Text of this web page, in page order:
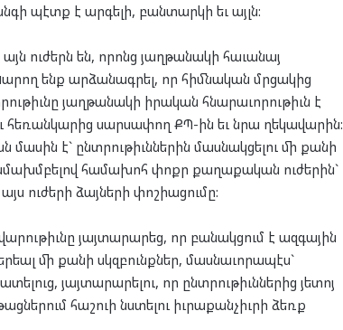
պէտք է արգելի, բանտարկի եւ այլն:
ուժերն են, որոնց յաղթանակի հաւանայ
ենք արձանագրել, որ հիմնական մրցակից
յաղթանակի իրական հնարաւորութիւն է
հեռանկարից սարսափող ՔՊ-ին եւ նրա ղեկավարին:
է` ընտրութիւններին մասնակցելու մի քանի
համախոհ փոքր քաղաքական ուժերին`
ուժերի ձայների փոշիացումը:
յայտարարեց, որ բանակցում է ազգային
մի քանի սկզբունքներ, մասնաւորապէս`
յայտարարելու, որ ընտրութիւններից յետոյ
հաշուի նստելու իւրաքանչիւրի ձեռք